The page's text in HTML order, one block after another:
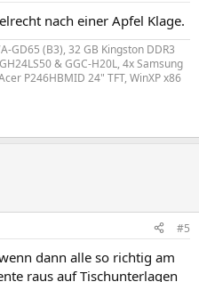
nach einer Apfel Klage.
GD65 (B3), 32 GB Kingston DDR3
& GGC-H20L, 4x Samsung
P246HBMID 24" TFT, WinXP x86
#5
dann alle so richtig am
raus auf Tischunterlagen